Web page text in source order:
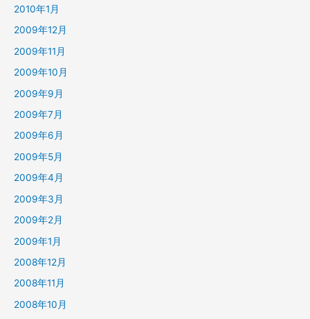
2010年1月
2009年12月
2009年11月
2009年10月
2009年9月
2009年7月
2009年6月
2009年5月
2009年4月
2009年3月
2009年2月
2009年1月
2008年12月
2008年11月
2008年10月